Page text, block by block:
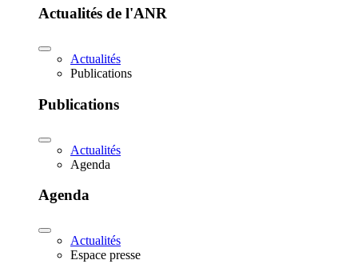
Actualités de l'ANR
Actualités
Publications
Publications
Actualités
Agenda
Agenda
Actualités
Espace presse